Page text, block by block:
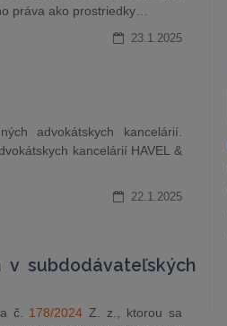
práva ako prostriedky…
23.1.2025
advokátskych kancelárií.
kancelárií HAVEL &
22.1.2025
subdodávateľských
č. 178/2024 Z. z., ktorou sa